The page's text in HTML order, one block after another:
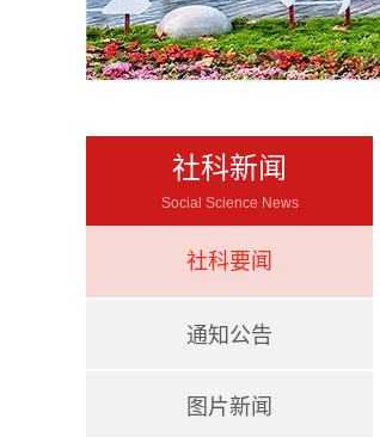
社科新闻
Social Science News
社科要闻
通知公告
图片新闻